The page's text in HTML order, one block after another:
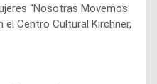
“Nosotras Movemos
el Centro Cultural Kirchner,